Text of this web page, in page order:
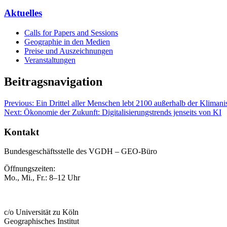
Aktuelles
Calls for Papers and Sessions
Geographie in den Medien
Preise und Auszeichnungen
Veranstaltungen
Beitragsnavigation
Previous: Ein Drittel aller Menschen lebt 2100 außerhalb der
Next: Ökonomie der Zukunft: Digitalisierungstrends jenseits von KI
Kontakt
Bundesgeschäftsstelle des VGDH – GEO-Büro
Öffnungszeiten:
Mo., Mi., Fr.: 8–12 Uhr
c/o Universität zu Köln
Geographisches Institut